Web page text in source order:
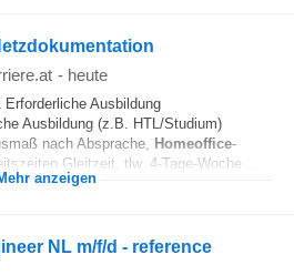
- heute
Erforderliche Ausbildung
Ausbildung (z.B. HTL/Studium)
nach Absprache, Homeoffice-
Gleitzeit, tlw. 4-Tage-Woche...
anzeigen
NL m/f/d - reference